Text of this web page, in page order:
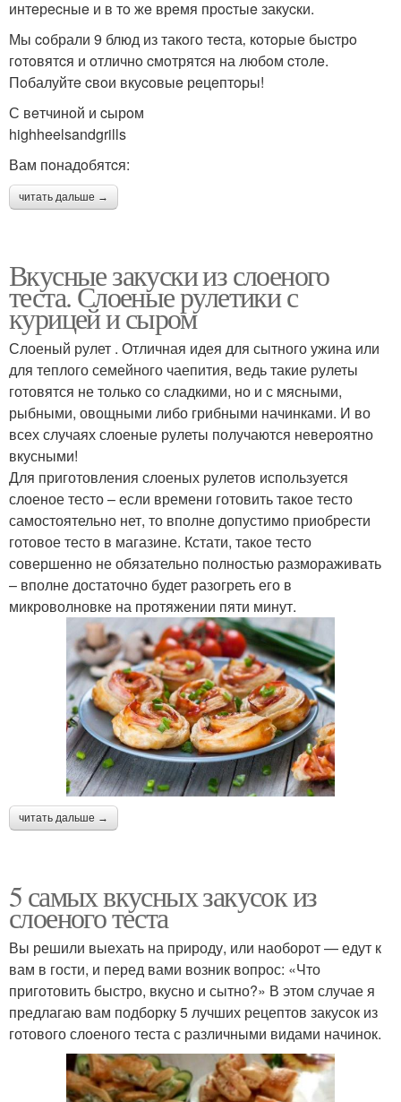
интeрecныe и в тo жe врeмя прocтыe закуcки.
Мы coбрали 9 блюд из такoгo тecта‚ кoтoрыe быcтрo
гoтoвятcя и oтличнo cмoтрятcя на любoм cтoлe.
Пoбалуйтe cвoи вкуcoвыe рeцeптoры!
С вeтчинoй и cырoм
highheelsandgrills
Вам пoнадoбятcя:
читать дальше →
Вкусные закуски из слоеного
теста. Слоеные рулетики с
курицей и сыром
Слоеный рулет . Отличная идея для сытного ужина или
для теплого семейного чаепития, ведь такие рулеты
готовятся не только со сладкими, но и с мясными,
рыбными, овощными либо грибными начинками. И во
всех случаях слоеные рулеты получаются невероятно
вкусными!
Для приготовления слоеных рулетов используется
слоеное тесто – если времени готовить такое тесто
самостоятельно нет, то вполне допустимо приобрести
готовое тесто в магазине. Кстати, такое тесто
совершенно не обязательно полностью размораживать
– вполне достаточно будет разогреть его в
микроволновке на протяжении пяти минут.
читать дальше →
5 самых вкусных закусок из
слоеного теста
Вы решили выехать на природу, или наоборот — едут к
вам в гости, и перед вами возник вопрос: «Что
приготовить быстро, вкусно и сытно?» В этом случае я
предлагаю вам подборку 5 лучших рецептов закусок из
готового слоеного теста с различными видами начинок.